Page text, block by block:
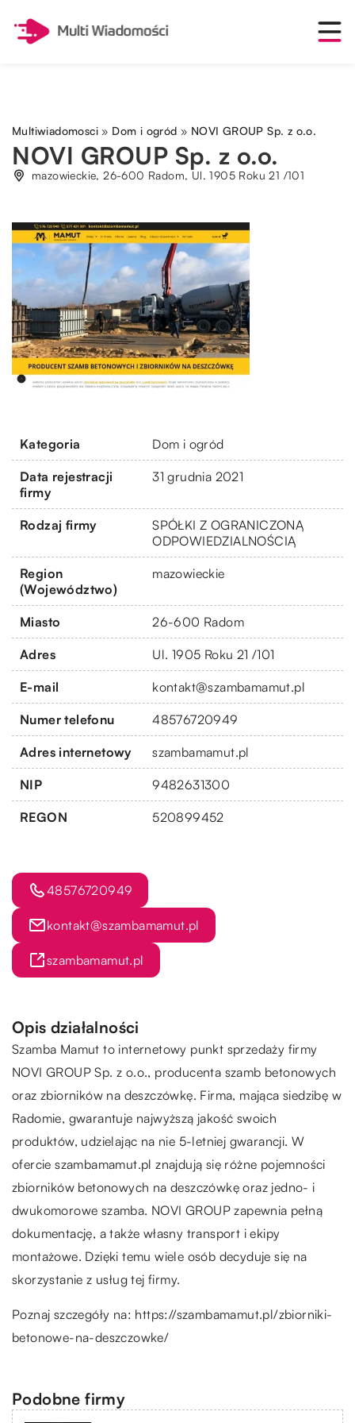
Multiwiadomosci » Dom i ogród » NOVI GROUP Sp. z o.o.
NOVI GROUP Sp. z o.o.
mazowieckie, 26-600 Radom, Ul. 1905 Roku 21 /101
Kategoria Dom i ogród
Data rejestracji
firmy
31 grudnia 2021
Rodzaj firmy
SPÓŁKI Z OGRANICZONĄ
ODPOWIEDZIALNOŚCIĄ
Region
(Województwo)
mazowieckie
Miasto 26-600 Radom
Adres Ul. 1905 Roku 21 /101
E-mail kontakt@szambamamut.pl
Numer telefonu 48576720949
Adres internetowy szambamamut.pl
NIP 9482631300
REGON 520899452
48576720949
kontakt@szambamamut.pl
szambamamut.pl
Opis działalności
Szamba Mamut to internetowy punkt sprzedaży firmy
NOVI GROUP Sp. z o.o., producenta szamb betonowych
oraz zbiorników na deszczówkę. Firma, mająca siedzibę w
Radomie, gwarantuje najwyższą jakość swoich
produktów, udzielając na nie 5-letniej gwarancji. W
ofercie szambamamut.pl znajdują się różne pojemności
zbiorników betonowych na deszczówkę oraz jedno- i
dwukomorowe szamba. NOVI GROUP zapewnia pełną
dokumentację, a także własny transport i ekipy
montażowe. Dzięki temu wiele osób decyduje się na
skorzystanie z usług tej firmy.
Poznaj szczegóły na: https://szambamamut.pl/zbiorniki-
betonowe-na-deszczowke/
Podobne firmy